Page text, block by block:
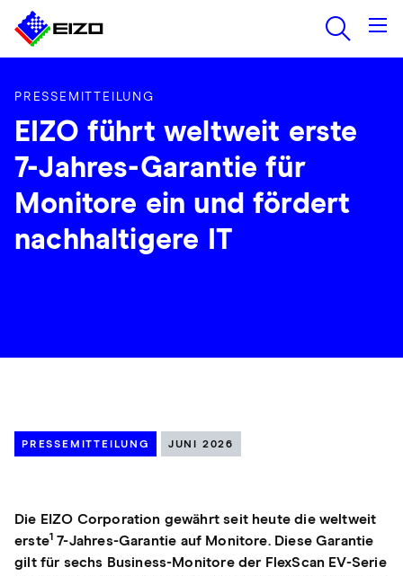
PRESSEMITTEILUNG
EIZO führt weltweit erste
7-Jahres-Garantie für
Monitore ein und fördert
nachhaltigere IT
PRESSEMITTEILUNG JUNI 2026
Die EIZO Corporation gewährt seit heute die weltweit
erste1 7-Jahres-Garantie auf Monitore. Diese Garantie
gilt für sechs Business-Monitore der FlexScan EV-Serie